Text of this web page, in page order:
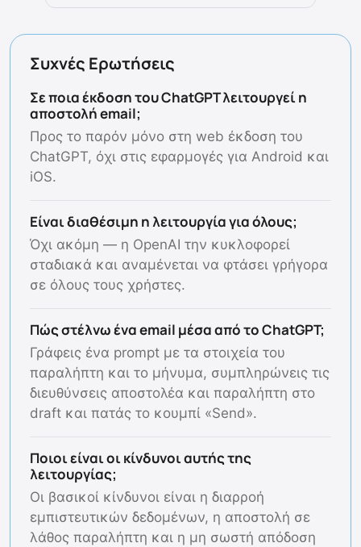
Συχνές Ερωτήσεις
Σε ποια έκδοση του ChatGPT λειτουργεί η
αποστολή email;
Προς το παρόν μόνο στη web έκδοση του
ChatGPT, όχι στις εφαρμογές για Android και
iOS.
Είναι διαθέσιμη η λειτουργία για όλους;
Όχι ακόμη — η OpenAI την κυκλοφορεί
σταδιακά και αναμένεται να φτάσει γρήγορα
σε όλους τους χρήστες.
Πώς στέλνω ένα email μέσα από το ChatGPT;
Γράφεις ένα prompt με τα στοιχεία του
παραλήπτη και το μήνυμα, συμπληρώνεις τις
διευθύνσεις αποστολέα και παραλήπτη στο
draft και πατάς το κουμπί «Send».
Ποιοι είναι οι κίνδυνοι αυτής της
λειτουργίας;
Οι βασικοί κίνδυνοι είναι η διαρροή
εμπιστευτικών δεδομένων, η αποστολή σε
λάθος παραλήπτη και η μη σωστή απόδοση